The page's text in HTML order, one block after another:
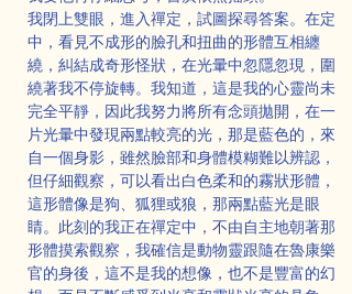
我閉上雙眼，進入禪定，試圖探尋答案。在定
中，看見不成形的臉孔和扭曲的形體互相纏
繞，糾結成奇形怪狀，在光暈中忽隱忽現，圍
繞著我不停旋轉。我知道，這是我的心靈尚未
完全平靜，因此我努力將所有念頭拋開，在一
片光暈中發現兩點較亮的光，那是藍色的，來
自一個身影，雖然臉部和身體模糊難以辨認，
但仔細觀察，可以看出白色柔和的霧狀形體，
這形體像是狗、狐狸或狼，那兩點藍光是眼
睛。此刻的我正在禪定中，不由自主地朝著那
形體摸索觀察，我確信是動物靈跟隨在魯康樂
官的身後，這不是我的想像，也不是豐富的幻